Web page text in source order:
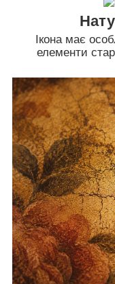
Ікона має
елементи